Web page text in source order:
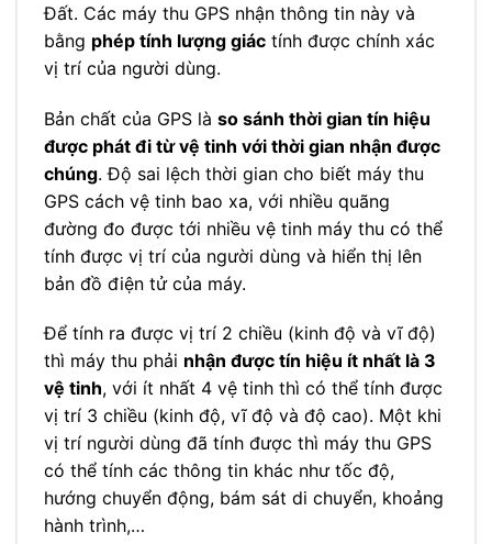
Đất. Các máy thu GPS nhận thông tin này và
bằng phép tính lượng giác tính được chính xác
vị trí của người dùng.
Bản chất của GPS là so sánh thời gian tín hiệu
được phát đi từ vệ tinh với thời gian nhận được
chúng. Độ sai lệch thời gian cho biết máy thu
GPS cách vệ tinh bao xa, với nhiều quãng
đường đo được tới nhiều vệ tinh máy thu có thể
tính được vị trí của người dùng và hiển thị lên
bản đồ điện tử của máy.
Để tính ra được vị trí 2 chiều (kinh độ và vĩ độ)
thì máy thu phải nhận được tín hiệu ít nhất là 3
vệ tinh, với ít nhất 4 vệ tinh thì có thể tính được
vị trí 3 chiều (kinh độ, vĩ độ và độ cao). Một khi
vị trí người dùng đã tính được thì máy thu GPS
có thể tính các thông tin khác như tốc độ,
hướng chuyển động, bám sát di chuyển, khoảng
hành trình,…